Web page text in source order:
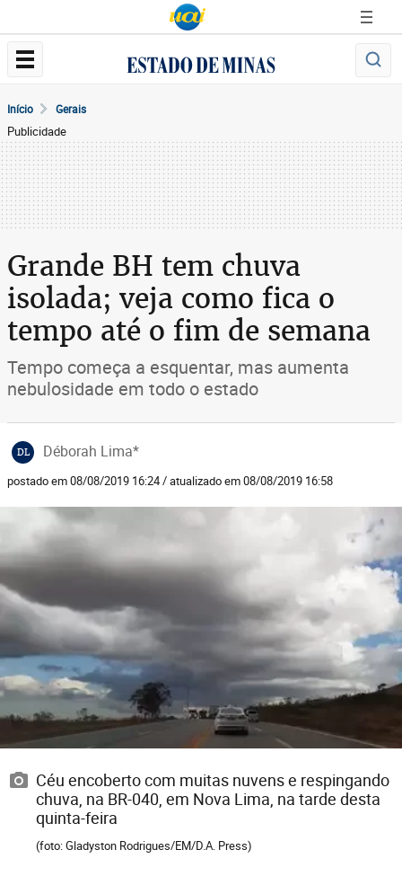
Início Gerais
Publicidade
Grande BH tem chuva
isolada; veja como fica o
tempo até o fim de semana
Tempo começa a esquentar, mas aumenta
nebulosidade em todo o estado
DL Déborah Lima*
postado em 08/08/2019 16:24 / atualizado em 08/08/2019 16:58
Céu encoberto com muitas nuvens e respingando
chuva, na BR-040, em Nova Lima, na tarde desta
quinta-feira
(foto: Gladyston Rodrigues/EM/D.A. Press)